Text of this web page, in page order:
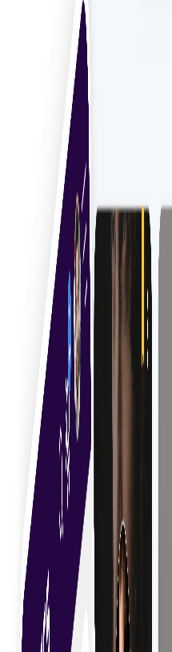
Безопасная обработка
Обеспечьте полную
платежей между вами и
Оптимизированный
Упростите подбор
инструментов для
экспертами-
Начать
Прорывное решение по